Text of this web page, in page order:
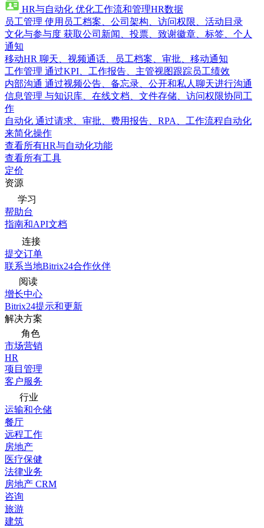
HR与自动化 优化工作流和管理HR数据
员工管理 使用员工档案、公司架构、访问权限、活动目录
文化与参与度 获取公司新闻、投票、致谢徽章、标签、个人
通知
移动HR 聊天、视频通话、员工档案、审批、移动通知
工作管理 通过KPI、工作报告、主管视图跟踪员工绩效
内部沟通 通过视频公告、备忘录、公开和私人聊天进行沟通
信息管理 与知识库、在线文档、文件存储、访问权限协同工
作
自动化 通过请求、审批、费用报告、RPA、工作流程自动化
来简化操作
查看所有HR与自动化功能
查看所有工具
定价
资源
学习
帮助台
指南和API文档
连接
提交订单
联系当地Bitrix24合作伙伴
阅读
增长中心
Bitrix24提示和更新
解决方案
角色
市场营销
HR
项目管理
客户服务
行业
运输和仓储
餐厅
远程工作
房地产
医疗保健
法律业务
房地产 CRM
咨询
旅游
建筑